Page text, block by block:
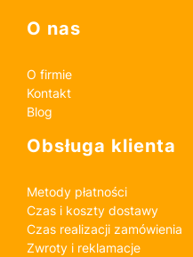
Linki w stopce
O nas
O firmie
Kontakt
Blog
Obsługa klienta
Metody płatności
Czas i koszty dostawy
Czas realizacji zamówienia
Zwroty i reklamacje